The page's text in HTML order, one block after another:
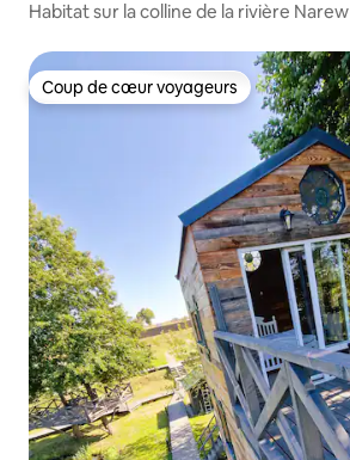
Habitat sur la colline de la rivière Narew
Coup de cœur voyageurs
Coup de cœur voyageurs